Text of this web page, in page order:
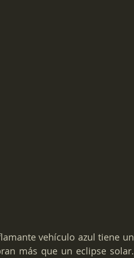
vehículo azul tiene un
más que un eclipse solar.